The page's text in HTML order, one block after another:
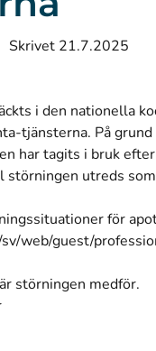
Skrivet 21.7.2025
i den nationella
tjänsterna. På
har tagits i bruk
utreds
för
web/guest/
störningen medför.